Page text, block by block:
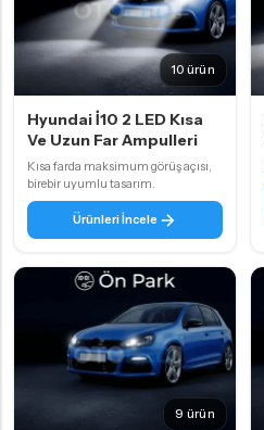
10 ürün
Hyundai İ10 2 LED Kısa
Ve Uzun Far Ampulleri
Kısa farda maksimum görüş açısı,
birebir uyumlu tasarım.
Ürünleri İncele
9 ürün